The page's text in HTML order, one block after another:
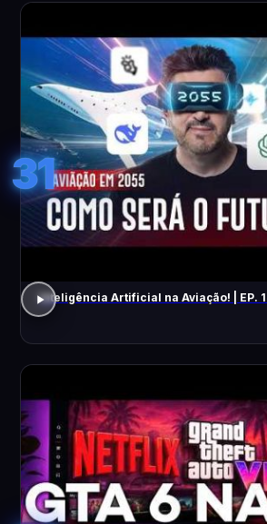
31
Inteligência Artificial na Aviação! | EP.